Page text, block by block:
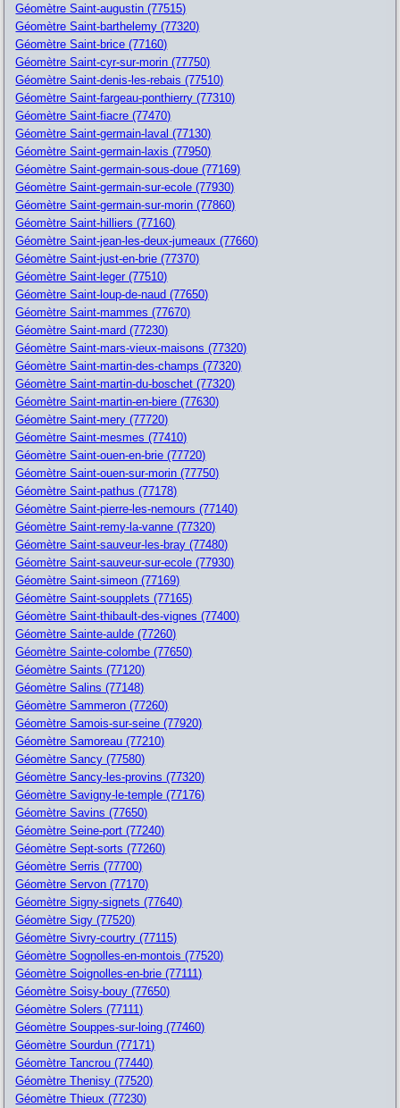
Géomètre Saint-augustin (77515)
Géomètre Saint-barthelemy (77320)
Géomètre Saint-brice (77160)
Géomètre Saint-cyr-sur-morin (77750)
Géomètre Saint-denis-les-rebais (77510)
Géomètre Saint-fargeau-ponthierry (77310)
Géomètre Saint-fiacre (77470)
Géomètre Saint-germain-laval (77130)
Géomètre Saint-germain-laxis (77950)
Géomètre Saint-germain-sous-doue (77169)
Géomètre Saint-germain-sur-ecole (77930)
Géomètre Saint-germain-sur-morin (77860)
Géomètre Saint-hilliers (77160)
Géomètre Saint-jean-les-deux-jumeaux (77660)
Géomètre Saint-just-en-brie (77370)
Géomètre Saint-leger (77510)
Géomètre Saint-loup-de-naud (77650)
Géomètre Saint-mammes (77670)
Géomètre Saint-mard (77230)
Géomètre Saint-mars-vieux-maisons (77320)
Géomètre Saint-martin-des-champs (77320)
Géomètre Saint-martin-du-boschet (77320)
Géomètre Saint-martin-en-biere (77630)
Géomètre Saint-mery (77720)
Géomètre Saint-mesmes (77410)
Géomètre Saint-ouen-en-brie (77720)
Géomètre Saint-ouen-sur-morin (77750)
Géomètre Saint-pathus (77178)
Géomètre Saint-pierre-les-nemours (77140)
Géomètre Saint-remy-la-vanne (77320)
Géomètre Saint-sauveur-les-bray (77480)
Géomètre Saint-sauveur-sur-ecole (77930)
Géomètre Saint-simeon (77169)
Géomètre Saint-soupplets (77165)
Géomètre Saint-thibault-des-vignes (77400)
Géomètre Sainte-aulde (77260)
Géomètre Sainte-colombe (77650)
Géomètre Saints (77120)
Géomètre Salins (77148)
Géomètre Sammeron (77260)
Géomètre Samois-sur-seine (77920)
Géomètre Samoreau (77210)
Géomètre Sancy (77580)
Géomètre Sancy-les-provins (77320)
Géomètre Savigny-le-temple (77176)
Géomètre Savins (77650)
Géomètre Seine-port (77240)
Géomètre Sept-sorts (77260)
Géomètre Serris (77700)
Géomètre Servon (77170)
Géomètre Signy-signets (77640)
Géomètre Sigy (77520)
Géomètre Sivry-courtry (77115)
Géomètre Sognolles-en-montois (77520)
Géomètre Soignolles-en-brie (77111)
Géomètre Soisy-bouy (77650)
Géomètre Solers (77111)
Géomètre Souppes-sur-loing (77460)
Géomètre Sourdun (77171)
Géomètre Tancrou (77440)
Géomètre Thenisy (77520)
Géomètre Thieux (77230)